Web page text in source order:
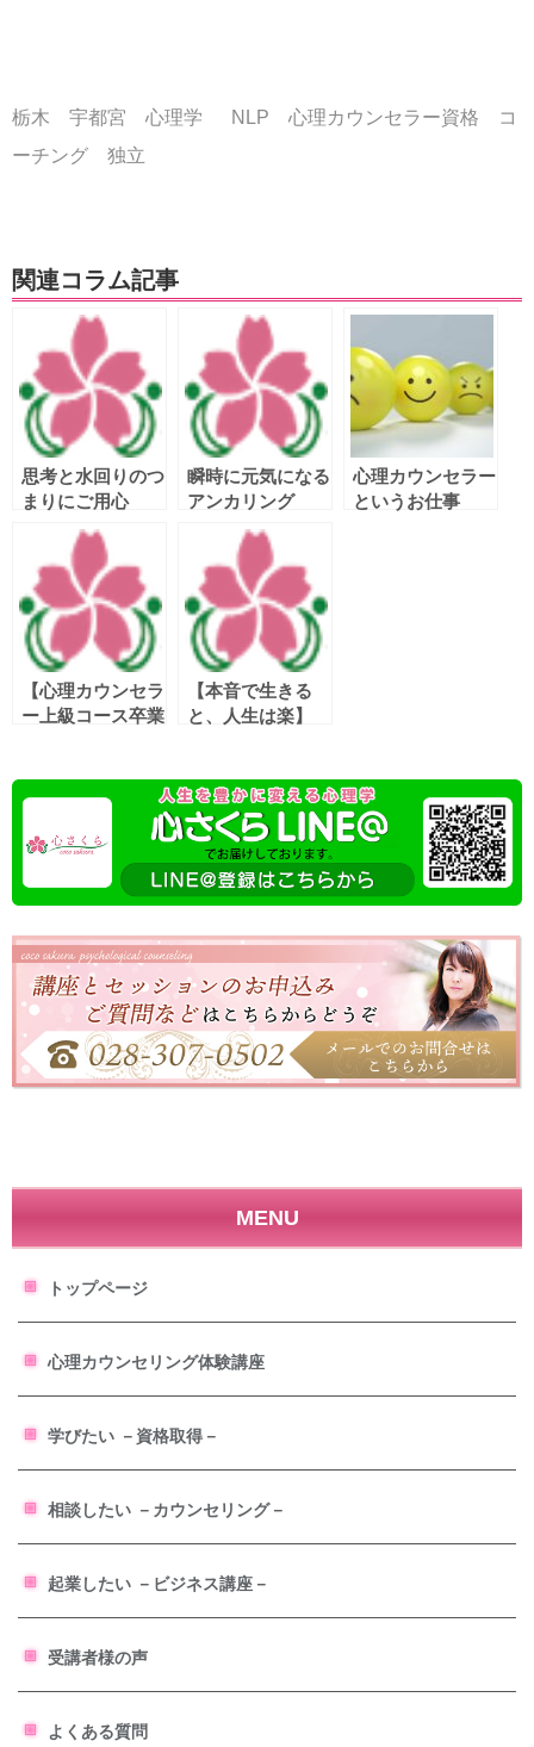
栃木 宇都宮 心理学 NLP 心理カウンセラー資格 コ
ーチング 独立
関連コラム記事
思考と水回りのつ
まりにご用心
瞬時に元気になる
アンカリング
心理カウンセラー
というお仕事
【心理カウンセラ
ー上級コース卒業
【本音で生きる
と、人生は楽】
MENU
トップページ
心理カウンセリング体験講座
学びたい －資格取得－
相談したい －カウンセリング－
起業したい －ビジネス講座－
受講者様の声
よくある質問